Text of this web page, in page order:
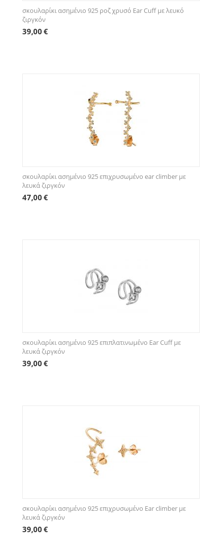
σκουλαρίκι ασημένιο 925 ροζ χρυσό Ear Cuff με λευκό
ζιργκόν
39,00 €
σκουλαρίκι ασημένιο 925 επιχρυσωμένο ear climber με
λευκά ζιργκόν
47,00 €
σκουλαρίκι ασημένιο 925 επιπλατινωμένο Ear Cuff με
λευκά ζιργκόν
39,00 €
σκουλαρίκι ασημένιο 925 επιχρυσωμένο Ear climber με
λευκά ζιργκόν
39,00 €